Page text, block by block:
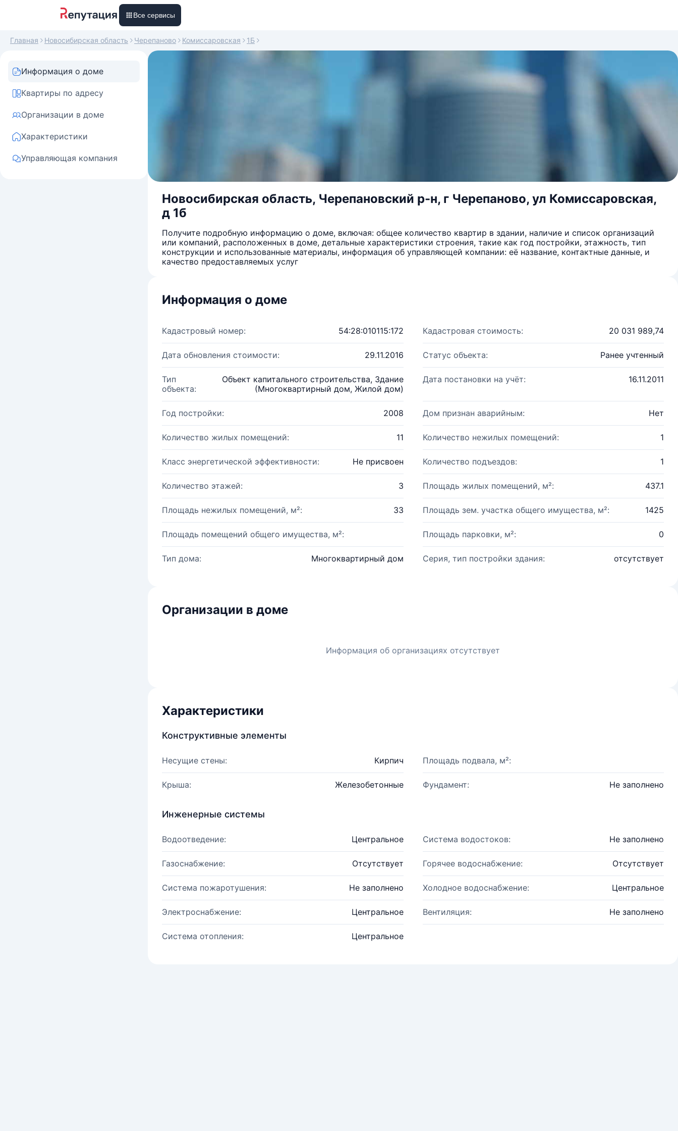
Все сервисы
Главная Новосибирская область Черепаново Комиссаровская 1Б
Информация о доме
Квартиры по адресу
Организации в доме
Характеристики
Управляющая компания
Новосибирская область, Черепановский р-н, г Черепаново, ул Комиссаровская,
д 1б
Получите подробную информацию о доме, включая: общее количество квартир в здании, наличие и список организаций
или компаний, расположенных в доме, детальные характеристики строения, такие как год постройки, этажность, тип
конструкции и использованные материалы, информация об управляющей компании: её название, контактные данные, и
качество предоставляемых услуг
Информация о доме
Кадастровый номер: 54:28:010115:172 Кадастровая стоимость: 20 031 989,74
Дата обновления стоимости: 29.11.2016 Статус объекта: Ранее учтенный
Тип
объекта:
Объект капитального строительства, Здание
(Многоквартирный дом, Жилой дом)
Дата постановки на учёт: 16.11.2011
Год постройки: 2008 Дом признан аварийным: Нет
Количество жилых помещений: 11 Количество нежилых помещений: 1
Класс энергетической эффективности: Не присвоен Количество подъездов: 1
Количество этажей: 3 Площадь жилых помещений, м²: 437.1
Площадь нежилых помещений, м²: 33 Площадь зем. участка общего имущества, м²: 1425
Площадь помещений общего имущества, м²: Площадь парковки, м²: 0
Тип дома: Многоквартирный дом Серия, тип постройки здания: отсутствует
Организации в доме
Информация об организациях отсутствует
Характеристики
Конструктивные элементы
Несущие стены: Кирпич Площадь подвала, м²:
Крыша: Железобетонные Фундамент: Не заполнено
Инженерные системы
Водоотведение: Центральное Система водостоков: Не заполнено
Газоснабжение: Отсутствует Горячее водоснабжение: Отсутствует
Система пожаротушения: Не заполнено Холодное водоснабжение: Центральное
Электроснабжение: Центральное Вентиляция: Не заполнено
Система отопления: Центральное